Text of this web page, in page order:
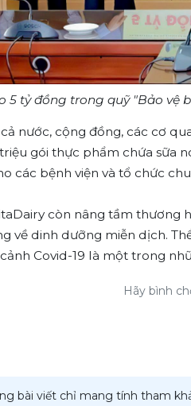
tỷ đồng trong quỹ "Bảo vệ
nước, cộng đồng, các cơ
gói thực phẩm chứa sữa
các bệnh viện và tổ chức
còn nâng tầm thương
về dinh dưỡng miễn dịch.
Covid-19 là một trong
Hãy bình
bài viết chỉ mang tính tham